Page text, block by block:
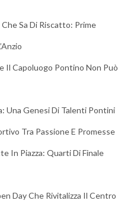
Sa Di Riscatto: Prime
Il Capoluogo Pontino Non Può
Una Genesi Di Talenti Pontini
Tra Passione E Promesse
In Piazza: Quarti Di Finale
Day Che Rivitalizza Il Centro